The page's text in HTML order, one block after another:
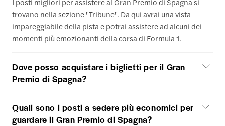
trovano nella sezione "Tribune". Da qui avrai una vista
impareggiabile della pista e potrai assistere ad alcuni dei
momenti più emozionanti della corsa di Formula 1.
Dove posso acquistare i biglietti per il Gran
Premio di Spagna?
Quali sono i posti a sedere più economici per
guardare il Gran Premio di Spagna?